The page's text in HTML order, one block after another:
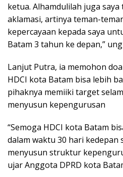
ketua. Alhamdulilah juga
aklamasi, artinya teman-
kepercayaan kepada saya
Batam 3 tahun ke depan,”
Lanjut Putra, ia memohon
HDCI kota Batam bisa lebih
pihaknya memiiki target
menyusun kepengurusan
“Semoga HDCI kota Batam
dalam waktu 30 hari
menyusun struktur
ujar Anggota DPRD kota